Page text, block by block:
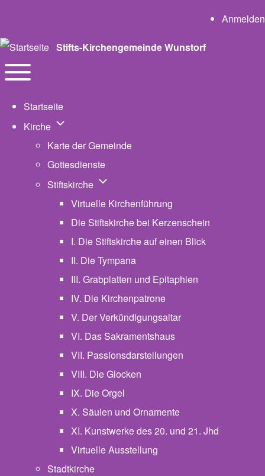
User
Anmelden
Stifts-Kirchengemeinde Wunstorf
Navigation
Startseite
Kirche Unternavigation von Kirche
Karte der Gemeinde
Gottesdienste
Stiftskirche Unternavigation von Stiftskirche
Virtuelle Kirchenführung
Die Stiftskirche bei Kerzenschein
I. Die Stiftskirche auf einen Blick
II. Die Tympana
III. Grabplatten und Epitaphien
IV. Die Kirchenpatrone
V. Der Verkündigungsaltar
VI. Das Sakramentshaus
VII. Passionsdarstellungen
VIII. Die Glocken
IX. Die Orgel
X. Säulen und Ornamente
XI. Kunstwerke des 20. und 21. Jhd
Virtuelle Ausstellung
Stadtkirche